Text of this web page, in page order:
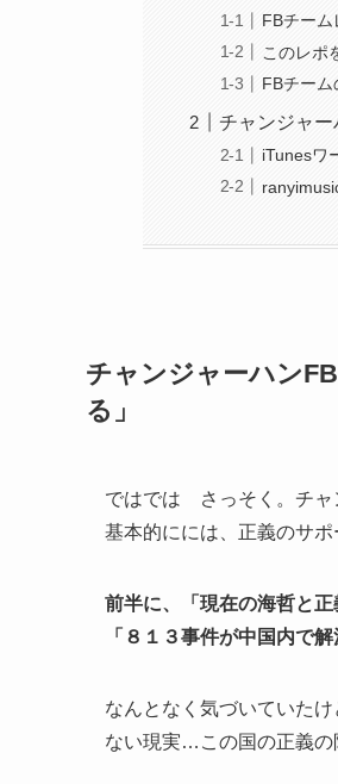
FBチー
このレポ
FBチー
チャンジャ
iTunesワ
チャンジャーハン
る」
ではでは さっそく。チャ
基本的にには、正義のサ
前半に、「現在の海哲と正
「８１３事件が中国内で
なんとなく気づいていた
ない現実…この国の正義